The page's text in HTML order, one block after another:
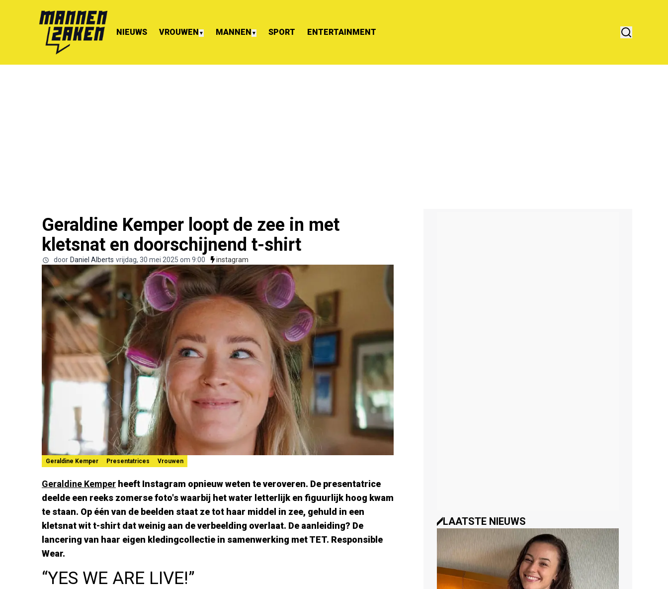
NIEUWS VROUWEN ▼ MANNEN ▼ SPORT ENTERTAINMENT
Geraldine Kemper loopt de zee in met
kletsnat en doorschijnend t-shirt
door Daniel Alberts vrijdag, 30 mei 2025 om 9:00 instagram
Geraldine Kemper Presentatrices Vrouwen
Geraldine Kemper heeft Instagram opnieuw weten te veroveren. De presentatrice
deelde een reeks zomerse foto's waarbij het water letterlijk en figuurlijk hoog kwam
te staan. Op één van de beelden staat ze tot haar middel in zee, gehuld in een
kletsnat wit t-shirt dat weinig aan de verbeelding overlaat. De aanleiding? De
lancering van haar eigen kledingcollectie in samenwerking met TET. Responsible
Wear.
“YES WE ARE LIVE!”
LAATSTE NIEUWS